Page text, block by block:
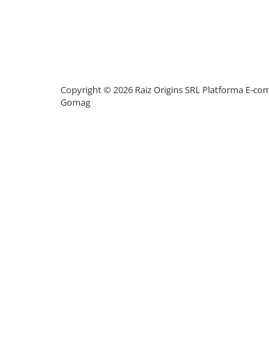
Copyright © 2026 Raiz Origins SRL Platforma E-
Gomag